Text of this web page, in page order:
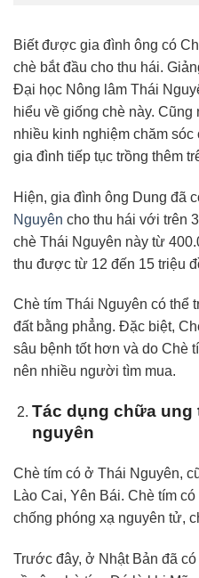
Biết được gia đình ông có
chè bắt đầu cho thu hái.
Đại học Nông lâm Thái
hiểu về giống chè này.
nhiều kinh nghiệm chăm
gia đình tiếp tục trồng thêm
Hiện, gia đình ông Dung đã
Nguyên cho thu hái với trên
chè Thái Nguyên này từ
thu được từ 12 đến 15 triệu
Chè tím Thái Nguyên có thể
đất bằng phẳng. Đặc biệt,
sâu bệnh tốt hơn và do Chè
nên nhiều người tìm mua.
Tác dụng chữa ung
nguyên
Chè tím có ở Thái Nguyên,
Lào Cai, Yên Bái. Chè tím
chống phóng xạ nguyên tử,
Trước đây, ở Nhật Bản đã